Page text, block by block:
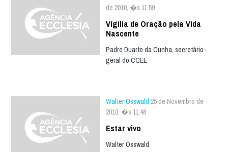
de 2010, �s 11:59
Vigília de Oração pela Vida
Nascente
Padre Duarte da Cunha, secretário-
geral do CCEE
Walter Osswald 25 de Novembro de
2010, �s 11:48
Estar vivo
Walter Osswald